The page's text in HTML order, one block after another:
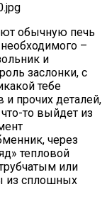
обычную печь
–
и
заслонки, с
тебе
и прочих деталей,
то выйдет из
через
тепловой
или
из сплошных